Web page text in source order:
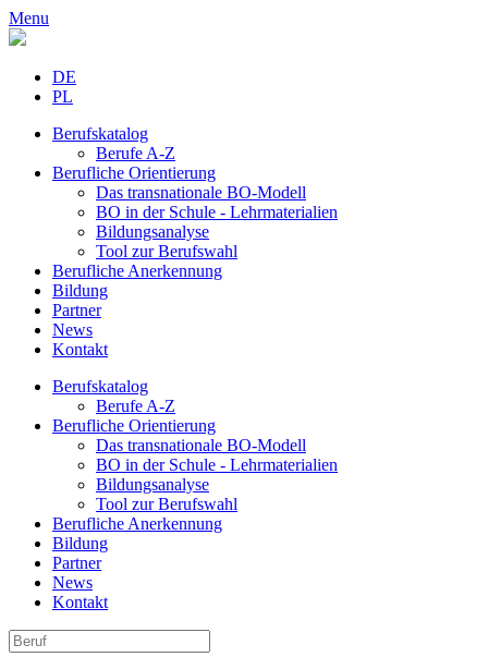
Menu
DE
PL
Berufskatalog
Berufe A-Z
Berufliche Orientierung
Das transnationale BO-Modell
BO in der Schule - Lehrmaterialien
Bildungsanalyse
Tool zur Berufswahl
Berufliche Anerkennung
Bildung
Partner
News
Kontakt
Berufskatalog
Berufe A-Z
Berufliche Orientierung
Das transnationale BO-Modell
BO in der Schule - Lehrmaterialien
Bildungsanalyse
Tool zur Berufswahl
Berufliche Anerkennung
Bildung
Partner
News
Kontakt